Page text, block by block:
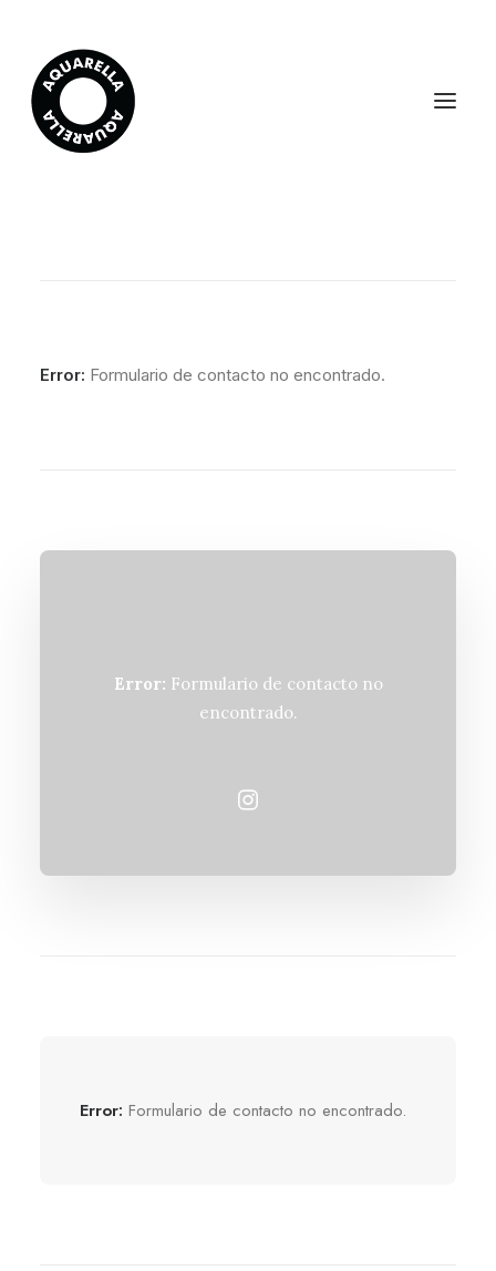
Error: Formulario de contacto no encontrado.
Error: Formulario de contacto no
encontrado.
Error: Formulario de contacto no encontrado.